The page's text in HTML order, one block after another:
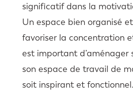
significatif dans la
Un espace bien organisé
favoriser la concentration
est important d’aménager
son espace de travail de
soit inspirant et